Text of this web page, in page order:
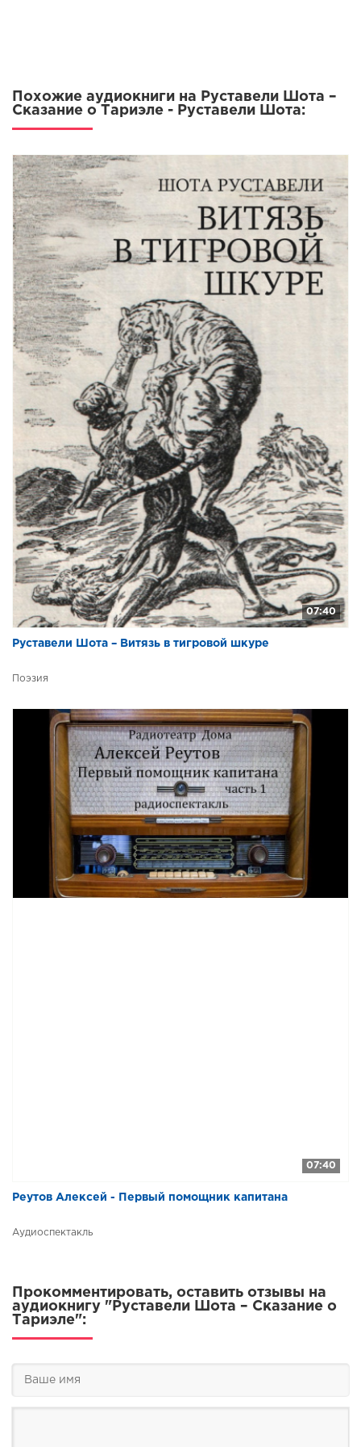
Похожие аудиокниги на Руставели Шота –
Сказание о Тариэле - Руставели Шота:
07:40
Руставели Шота – Витязь в тигровой шкуре
Поэзия
07:40
Реутов Алексей - Первый помощник капитана
Аудиоспектакль
Прокомментировать, оставить отзывы на
аудиокнигу "Руставели Шота – Сказание о
Тариэле":